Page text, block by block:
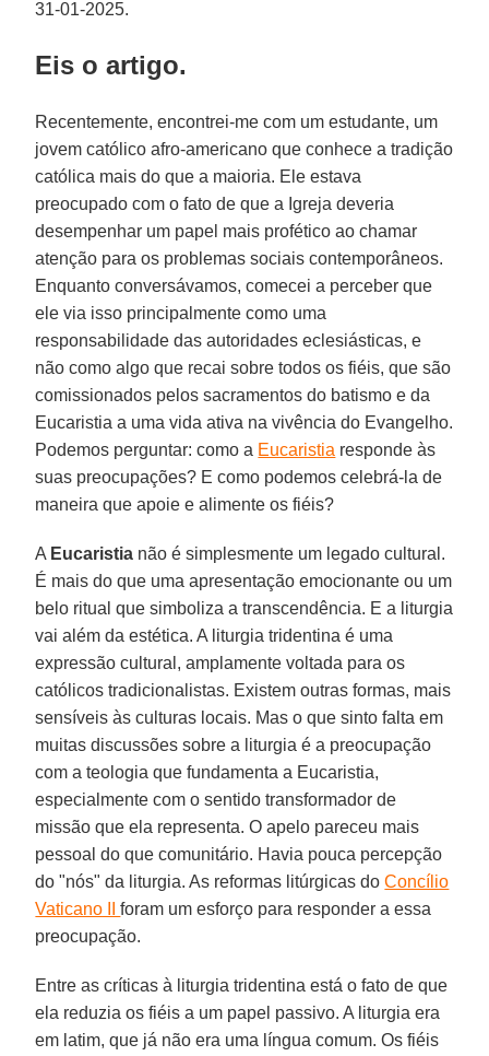
31-01-2025.
Eis o artigo.
Recentemente, encontrei-me com um estudante, um
jovem católico afro-americano que conhece a tradição
católica mais do que a maioria. Ele estava
preocupado com o fato de que a Igreja deveria
desempenhar um papel mais profético ao chamar
atenção para os problemas sociais contemporâneos.
Enquanto conversávamos, comecei a perceber que
ele via isso principalmente como uma
responsabilidade das autoridades eclesiásticas, e
não como algo que recai sobre todos os fiéis, que são
comissionados pelos sacramentos do batismo e da
Eucaristia a uma vida ativa na vivência do Evangelho.
Podemos perguntar: como a Eucaristia responde às
suas preocupações? E como podemos celebrá-la de
maneira que apoie e alimente os fiéis?
A Eucaristia não é simplesmente um legado cultural.
É mais do que uma apresentação emocionante ou um
belo ritual que simboliza a transcendência. E a liturgia
vai além da estética. A liturgia tridentina é uma
expressão cultural, amplamente voltada para os
católicos tradicionalistas. Existem outras formas, mais
sensíveis às culturas locais. Mas o que sinto falta em
muitas discussões sobre a liturgia é a preocupação
com a teologia que fundamenta a Eucaristia,
especialmente com o sentido transformador de
missão que ela representa. O apelo pareceu mais
pessoal do que comunitário. Havia pouca percepção
do "nós" da liturgia. As reformas litúrgicas doConcílio
Vaticano IIforam um esforço para responder a essa
preocupação.
Entre as críticas à liturgia tridentina está o fato de que
ela reduzia os fiéis a um papel passivo. A liturgia era
em latim, que já não era uma língua comum. Os fiéis